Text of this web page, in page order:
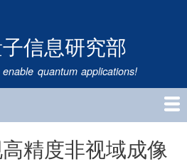
到
主
要
内
信息研究部
quantum applications!
精度非视域成像